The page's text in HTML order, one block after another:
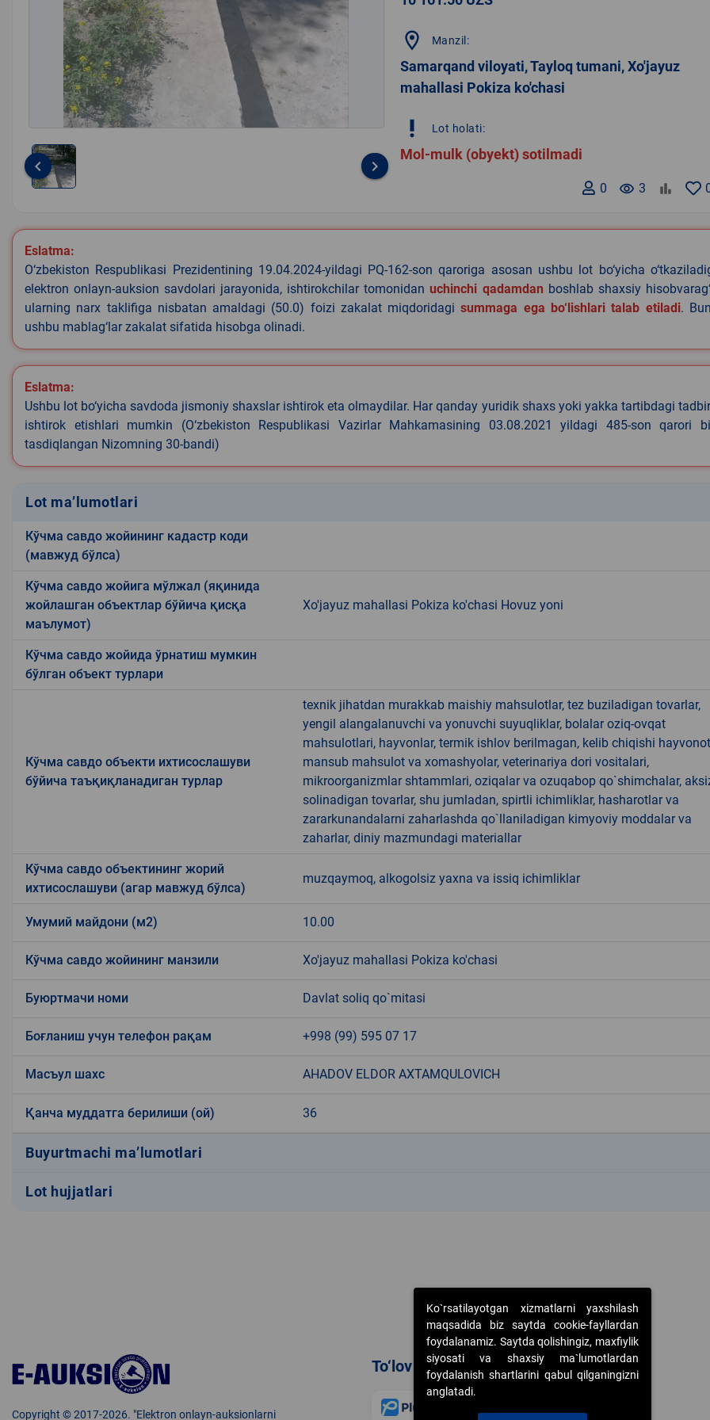
of
1
keyboard_arrow_left keyboard_arrow_right
location_on Manzil:
Samarqand viloyati, Tayloq tumani, Xo'jayuz
mahallasi Pokiza ko'chasi
priority_high Lot holati:
Mol-mulk (obyekt) sotilmadi
remove_red_eye 3
0
Eslatma:
O‘zbekiston Respublikasi Prezidentining 19.04.2024-yildagi PQ-162-son qaroriga asosan ushbu lot bo‘yicha
elektron onlayn-auksion savdolari jarayonida, ishtirokchilar tomonidanuchinchi qadamdan boshlab shaxsiy
ularning narx taklifiga nisbatan amaldagi (50.0) foizi zakalat miqdoridagisummaga ega bo‘lishlari talab etiladi.
ushbu mablag‘lar zakalat sifatida hisobga olinadi.
Eslatma:
Ushbu lot bo‘yicha savdoda jismoniy shaxslar ishtirok eta olmaydilar. Har qanday yuridik shaxs yoki yakka tartibdagi
ishtirok etishlari mumkin (O‘zbekiston Respublikasi Vazirlar Mahkamasining 03.08.2021 yildagi 485-son qarori
tasdiqlangan Nizomning 30-bandi)
Lot ma’lumotlari
Кўчма савдо жойининг кадастр коди
(мавжуд бўлса)
Кўчма савдо жойига мўлжал (яқинида
жойлашган объектлар бўйича қисқа
маълумот)
Xo'jayuz mahallasi Pokiza ko'chasi Hovuz yoni
Кўчма савдо жойида ўрнатиш мумкин
бўлган объект турлари
Кўчма савдо объекти ихтисослашуви
бўйича таъқиқланадиган турлар
texnik jihatdan murakkab maishiy mahsulotlar, tez buziladigan tovarlar,
yengil alangalanuvchi va yonuvchi suyuqliklar, bolalar oziq-ovqat
mahsulotlari, hayvonlar, termik ishlov berilmagan, kelib chiqishi
mansub mahsulot va xomashyolar, veterinariya dori vositalari,
mikroorganizmlar shtammlari, oziqalar va ozuqabop qo`shimchalar,
solinadigan tovarlar, shu jumladan, spirtli ichimliklar, hasharotlar va
zararkunandalarni zaharlashda qo`llaniladigan kimyoviy moddalar va
zaharlar, diniy mazmundagi materiallar
Кўчма савдо объектининг жорий
ихтисослашуви (агар мавжуд бўлса)
muzqaymoq, alkogolsiz yaxna va issiq ichimliklar
Умумий майдони (м2) 10.00
Кўчма савдо жойининг манзили Xo'jayuz mahallasi Pokiza ko'chasi
Буюртмачи номи Davlat soliq qo`mitasi
Боғланиш учун телефон рақам +998 (99) 595 07 17
Масъул шахс AHADOV ELDOR AXTAMQULOVICH
Қанча муддатга берилиши (ой) 36
Buyurtmachi ma’lumotlari
Lot hujjatlari
Copyright © 2017-2026. "Elektron onlayn-auksionlarni
To‘lov usullari
Ko`rsatilayotgan xizmatlarni yaxshilash
maqsadida biz saytda cookie-fayllardan
foydalanamiz. Saytda qolishingiz, maxfiylik
siyosati va shaxsiy ma`lumotlardan
foydalanish shartlarini qabul qilganingizni
anglatadi.